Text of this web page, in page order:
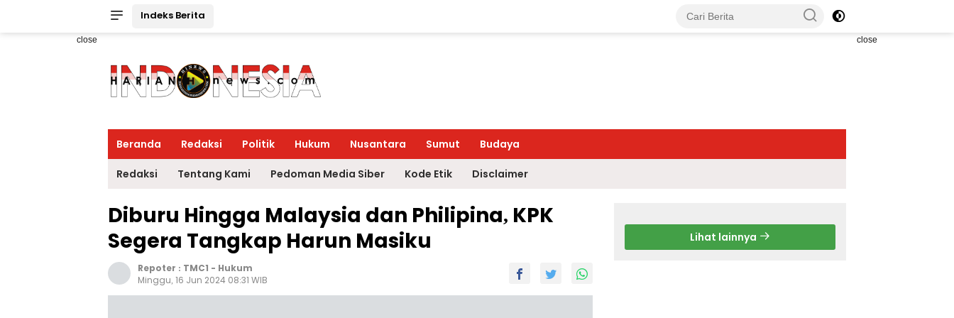
Indeks Berita
close close
Beranda Redaksi Politik Hukum Nusantara Sumut Budaya
Redaksi Tentang Kami Pedoman Media Siber Kode Etik Disclaimer
Diburu Hingga Malaysia dan Philipina, KPK
Segera Tangkap Harun Masiku
Repoter : TMC1 - Hukum
Minggu, 16 Jun 2024 08:31 WIB
Lihat lainnya